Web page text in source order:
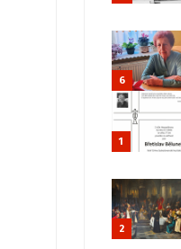
6
1
2